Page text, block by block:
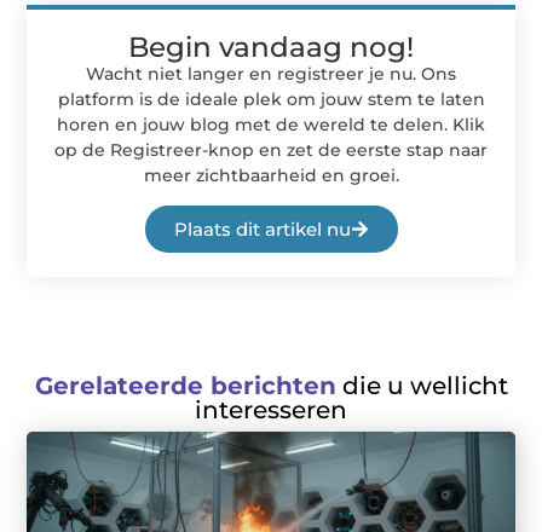
Begin vandaag nog!
Wacht niet langer en registreer je nu. Ons
platform is de ideale plek om jouw stem te laten
horen en jouw blog met de wereld te delen. Klik
op de Registreer-knop en zet de eerste stap naar
meer zichtbaarheid en groei.
Plaats dit artikel nu
Gerelateerde berichten die u wellicht
interesseren